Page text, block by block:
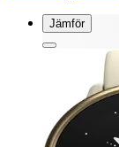
Jämför